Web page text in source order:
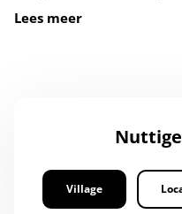
Lees meer
Village